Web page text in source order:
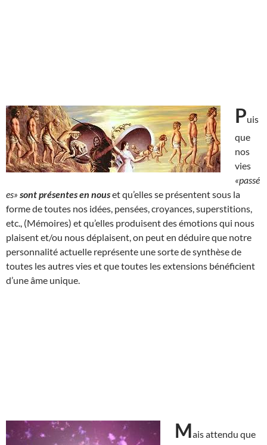
Puis
que
nos
vies
«passé
es» sont présentes en nouset qu’elles se présentent sous la
forme de toutes nos idées, pensées, croyances, superstitions,
etc., (Mémoires) et qu’elles produisent des émotions qui nous
plaisent et/ou nous déplaisent, on peut en déduire que notre
personnalité actuelle représente une sorte de synthèse de
toutes les autres vies et que toutes les extensions bénéficient
d’une âme unique.
Mais attendu que